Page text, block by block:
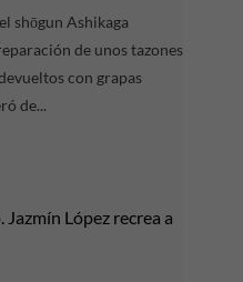
shōgun Ashikaga
de unos tazones
con grapas
de...
López recrea a